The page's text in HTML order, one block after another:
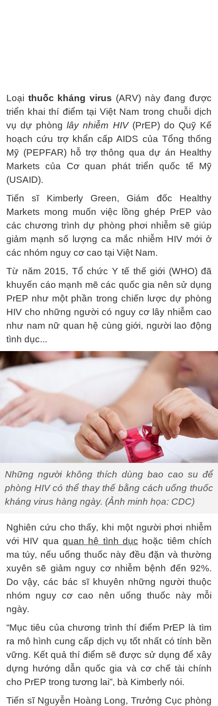
Loại thuốc kháng virus (ARV) này đang được
triển khai thí điểm tại Việt Nam trong chuỗi dịch
vụ dự phòng lây nhiễm HIV(PrEP) do Quỹ Kế
hoạch cứu trợ khẩn cấp AIDS của Tổng thống
Mỹ (PEPFAR) hỗ trợ thông qua dự án Healthy
Markets của Cơ quan phát triển quốc tế Mỹ
(USAID).
Tiến sĩ Kimberly Green, Giám đốc Healthy
Markets mong muốn việc lồng ghép PrEP vào
các chương trình dự phòng phơi nhiễm sẽ giúp
giảm mạnh số lượng ca mắc nhiễm HIV mới ở
các nhóm nguy cơ cao tại Việt Nam.
Từ năm 2015, Tổ chức Y tế thế giới (WHO) đã
khuyến cáo mạnh mẽ các quốc gia nên sử dụng
PrEP như một phần trong chiến lược dự phòng
HIV cho những người có nguy cơ lây nhiễm cao
như nam nữ quan hệ cùng giới, người lao động
tình dục...
Những người không thích dùng bao cao su để
phòng HIV có thể thay thế bằng cách uống thuốc
kháng virus hàng ngày. (Ảnh minh họa: CDC)
Nghiên cứu cho thấy, khi một người phơi nhiễm
với HIV qua quan hệ tình dục hoặc tiêm chích
ma túy, nếu uống thuốc này đều đặn và thường
xuyên sẽ giảm nguy cơ nhiễm bệnh đến 92%.
Do vậy, các bác sĩ khuyên những người thuộc
nhóm nguy cơ cao nên uống thuốc này mỗi
ngày.
“Mục tiêu của chương trình thí điểm PrEP là tìm
ra mô hình cung cấp dịch vụ tốt nhất có tính bền
vững. Kết quả thí điểm sẽ được sử dụng để xây
dựng hướng dẫn quốc gia và cơ chế tài chính
cho PrEP trong tương lai”, bà Kimberly nói.
Tiến sĩ Nguyễn Hoàng Long, Trưởng Cục phòng